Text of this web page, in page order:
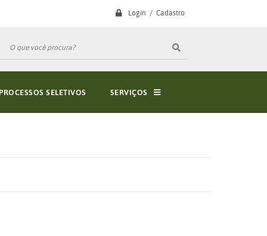
Login / Cadastro
SELETIVOS SERVIÇOS